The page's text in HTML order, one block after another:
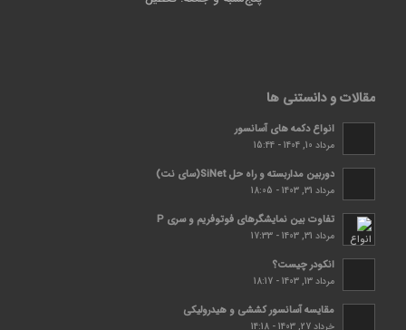
مقالات و دانستنی ها
انواع دکمه های آسانسور
مرداد 10, 1404 - 15:44
دوربین مداربسته و راه حل SiNet(سای نت)
مرداد 31, 1403 - 18:05
تفاوت بین نمایشگرهای فوتوفریم و سری P
مرداد 31, 1403 - 17:33
انکودر چیست؟
مرداد 13, 1403 - 18:17
مقایسه آسانسور کششی و هیدرولیکی
خرداد 27, 1403 - 14:18